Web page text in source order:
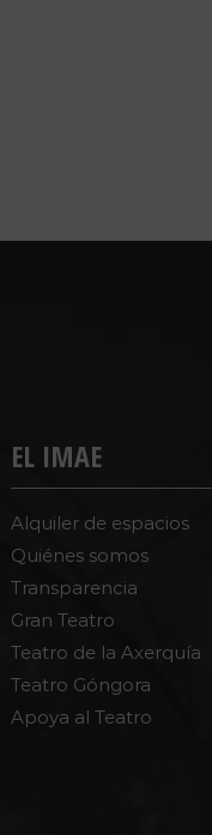
EL IMAE
Alquiler de espacios
Quiénes somos
Transparencia
Gran Teatro
Teatro de la Axerquía
Teatro Góngora
Apoya al Teatro